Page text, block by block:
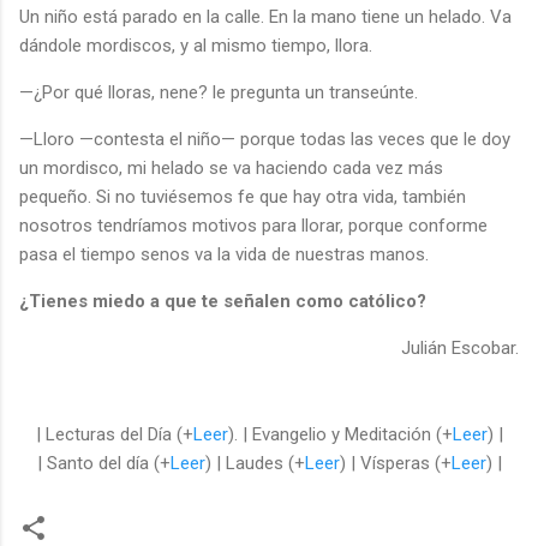
Un niño está parado en la calle. En la mano tiene un helado. Va
dándole mordiscos, y al mismo tiempo, llora.
—¿Por qué lloras, nene? le pregunta un transeúnte.
—Lloro —contesta el niño— porque todas las veces que le doy
un mordisco, mi helado se va haciendo cada vez más
pequeño. Si no tuviésemos fe que hay otra vida, también
nosotros tendríamos motivos para llorar, porque conforme
pasa el tiempo senos va la vida de nuestras manos.
¿Tienes miedo a que te señalen como católico?
Julián Escobar.
| Lecturas del Día (+Leer). | Evangelio y Meditación (+Leer) |
| Santo del día (+Leer) | Laudes (+Leer) | Vísperas (+Leer) |